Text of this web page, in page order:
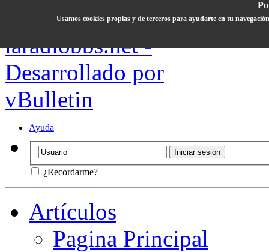
Ayuda
¿Recordarme?
Usamos cookies propias y de terceros para ayudarte en tu
Artículos
Pagina Principal